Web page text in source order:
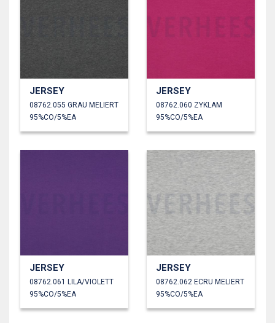
JERSEY
08762.055 GRAU MELIERT
95%CO/5%EA
JERSEY
08762.060 ZYKLAM
95%CO/5%EA
JERSEY
08762.061 LILA/VIOLETT
95%CO/5%EA
JERSEY
08762.062 ECRU MELIERT
95%CO/5%EA